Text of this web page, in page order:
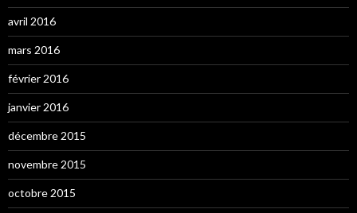
avril 2016
mars 2016
février 2016
janvier 2016
décembre 2015
novembre 2015
octobre 2015